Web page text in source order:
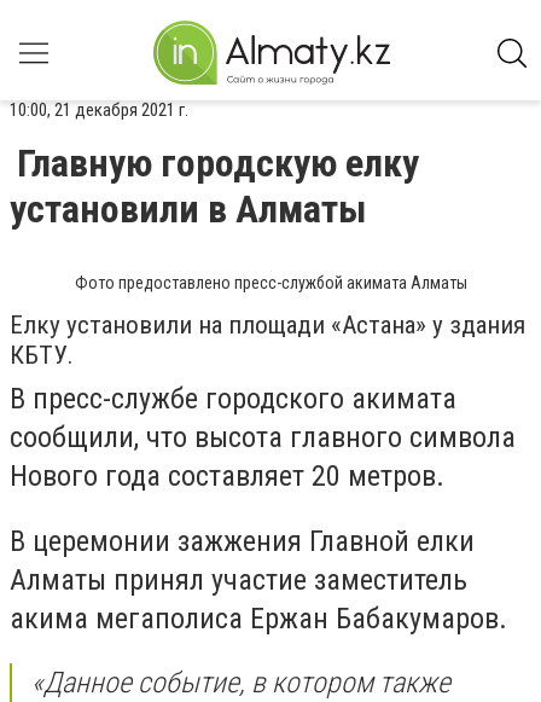
10:00, 21 декабря 2021 г.
Главную городскую елку
установили в Алматы
Фото предоставлено пресс-службой акимата Алматы
Елку установили на площади «Астана» у здания
КБТУ.
В пресс-службе городского акимата
сообщили, что высота главного символа
Нового года составляет 20 метров.
В церемонии зажжения Главной елки
Алматы принял участие заместитель
акима мегаполиса Ержан Бабакумаров.
«Данное событие, в котором также